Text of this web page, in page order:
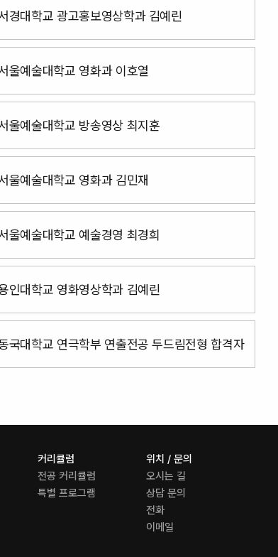
경대학교 광고홍보영상학과 김예린
울예술대학교 영화과 이호열
울예술대학교 방송영상 최지훈
울예술대학교 영화과 김민재
울예술대학교 예술경영 최경희
인대학교 영화영상학과 김예린
국대학교 연극학부 연출전공 두드림전형 합격자
커리큘럼
전공 커리큘럼
특별 프로그램
위치 / 문의
오시는 길
상담 문의
전화
이메일